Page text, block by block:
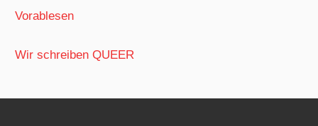
Vorablesen
Wir schreiben QUEER